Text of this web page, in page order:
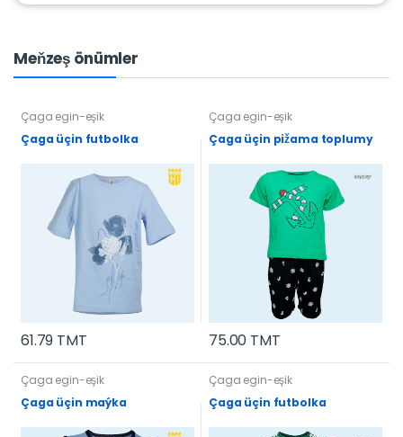
Meňzeş önümler
Çaga egin-eşik
Çaga üçin futbolka
61.79 TMT
Çaga egin-eşik
Çaga üçin pižama toplumy
75.00 TMT
Çaga egin-eşik
Çaga üçin maýka
Çaga egin-eşik
Çaga üçin futbolka